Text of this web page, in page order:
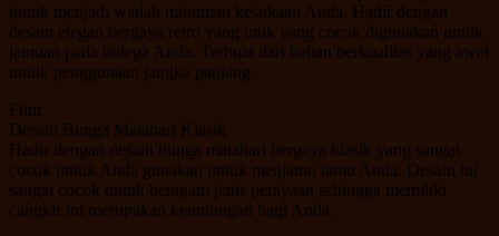
untuk menjadi wadah minuman kesukaan Anda. Hadir dengan
desain elegan bergaya retro yang unik yang cocok digunakan untuk
jamuan pada kolega Anda. Terbuat dari bahan berkualitas yang awet
untuk penggunaan jangka panjang.
Fitur
Desain Bunga Matahari Klasik
Hadir dengan desain bunga matahari bergaya klasik yang sangat
cocok untuk Anda gunakan untuk menjamu tamu Anda. Desain ini
sangat cocok untuk beragam jenis perayaan sehingga memiliki
cangkir ini merupakan keuntungan bagi Anda.